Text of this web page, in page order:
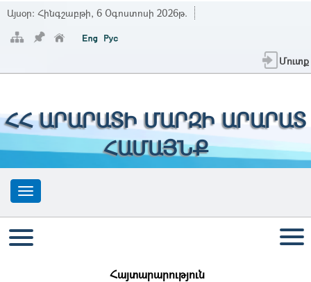
Այսօր: Հինգշաբթի, 6 Օգոստոսի 2026թ.
Մուտք
ՀՀ ԱՐԱՐԱՏԻ ՄԱՐԶԻ ԱՐԱՐԱՏ
ՀԱՄԱՅՆՔ
Հայտարարություն